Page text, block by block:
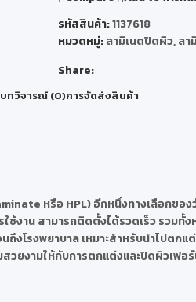
รหัสสินค้า:1137618
หมวดหมู่:ลามิเนตปิดผิว,ลา
Share:
บทวิจารณ์ (0)การจัดส่งสินค้า
หรือ HPL) อีกหนึ่งทางเลือกขอ
น สามารถติดตั้งได้รวดเร็ว รวมทั้ง
งโรงพยาบาล เหมาะสำหรับนำไปต
วยงามให้กับการตกแต่งและปิดผิวเฟ